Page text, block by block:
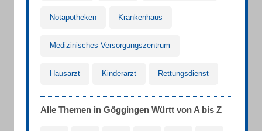
Notapotheken Krankenhaus
Medizinisches Versorgungszentrum
Hausarzt Kinderarzt Rettungsdienst
Alle Themen in Göggingen Württ von A bis Z